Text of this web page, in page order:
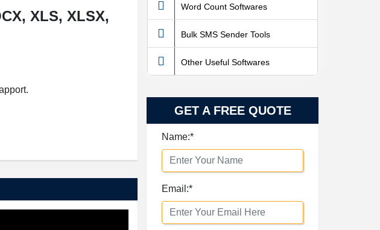
XLS, XLSX,
Word Count Softwares
Bulk SMS Sender Tools
Other Useful Softwares
GET A FREE QUOTE